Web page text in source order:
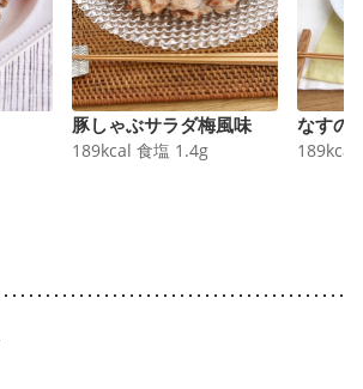
豚しゃぶサラダ梅風味
189kcal 食塩 1.4g
なすの
189kcal